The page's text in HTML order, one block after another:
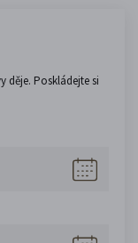
děje. Poskládejte si